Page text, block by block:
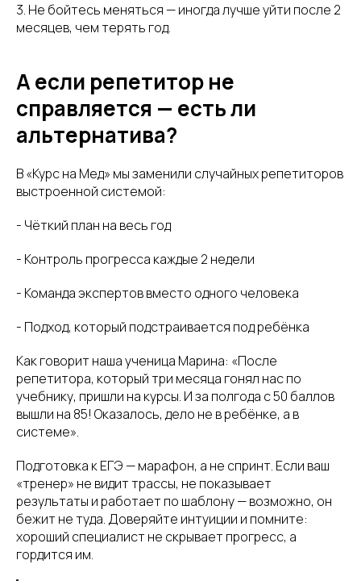
3. Не бойтесь меняться — иногда лучше уйти после 2
месяцев, чем терять год.
А если репетитор не
справляется — есть ли
альтернатива?
В «Курс на Мед» мы заменили случайных репетиторов
выстроенной системой:
- Чёткий план на весь год
- Контроль прогресса каждые 2 недели
- Команда экспертов вместо одного человека
- Подход, который подстраивается под ребёнка
Как говорит наша ученица Марина: «После
репетитора, который три месяца гонял нас по
учебнику, пришли на курсы. И за полгода с 50 баллов
вышли на 85! Оказалось, дело не в ребёнке, а в
системе».
Подготовка к ЕГЭ — марафон, а не спринт. Если ваш
«тренер» не видит трассы, не показывает
результаты и работает по шаблону — возможно, он
бежит не туда. Доверяйте интуиции и помните:
хороший специалист не скрывает прогресс, а
гордится им.